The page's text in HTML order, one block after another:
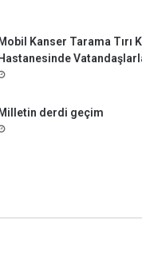
Mobil Kanser Tarama Tırı
Hastanesinde
Milletin derdi geçim